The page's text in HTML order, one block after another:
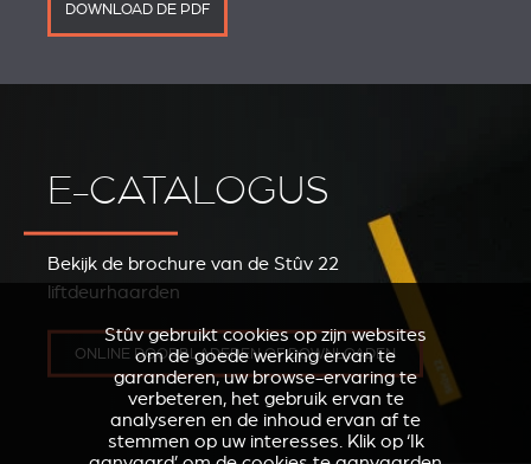
DOWNLOAD DE PDF
E-CATALOGUS
Bekijk de brochure van de Stûv 22
liftdeurhaarden
ONLINE DOORBLADEREN OF DOWNLOADEN
Stûv gebruikt cookies op zijn websites
om de goede werking ervan te
garanderen, uw browse-ervaring te
verbeteren, het gebruik ervan te
analyseren en de inhoud ervan af te
stemmen op uw interesses. Klik op ‘Ik